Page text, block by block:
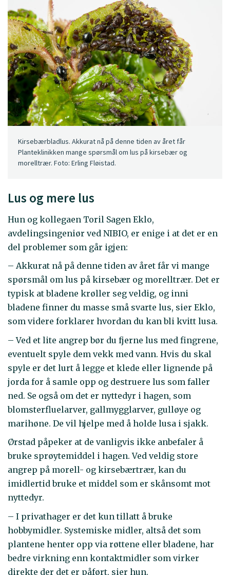
Kirsebærbladlus. Akkurat nå på denne tiden av året får
Planteklinikken mange spørsmål om lus på kirsebær og
morelltrær. Foto: Erling Fløistad.
Lus og mere lus
Hun og kollegaen Toril Sagen Eklo,
avdelingsingeniør ved NIBIO, er enige i at det er en
del problemer som går igjen:
– Akkurat nå på denne tiden av året får vi mange
spørsmål om lus på kirsebær og morelltrær. Det er
typisk at bladene krøller seg veldig, og inni
bladene finner du masse små svarte lus, sier Eklo,
som videre forklarer hvordan du kan bli kvitt lusa.
– Ved et lite angrep bør du fjerne lus med fingrene,
eventuelt spyle dem vekk med vann. Hvis du skal
spyle er det lurt å legge et klede eller lignende på
jorda for å samle opp og destruere lus som faller
ned. Se også om det er nyttedyr i hagen, som
blomsterfluelarver, gallmygglarver, gulløye og
marihøne. De vil hjelpe med å holde lusa i sjakk.
Ørstad påpeker at de vanligvis ikke anbefaler å
bruke sprøytemiddel i hagen. Ved veldig store
angrep på morell- og kirsebærtrær, kan du
imidlertid bruke et middel som er skånsomt mot
nyttedyr.
– I privathager er det kun tillatt å bruke
hobbymidler. Systemiske midler, altså det som
plantene henter opp via røttene eller bladene, har
bedre virkning enn kontaktmidler som virker
direkte der det er påført, sier hun.